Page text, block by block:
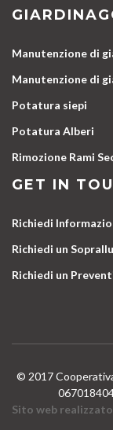
Manutenzione di
Manutenzione di
Potatura siepi
Potatura Alberi
Rimozione Rami
GET IN
Richiedi
Richiedi un
Richiedi un
© 2017
Sito web